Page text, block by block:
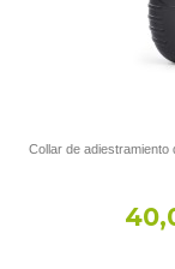
Collar de